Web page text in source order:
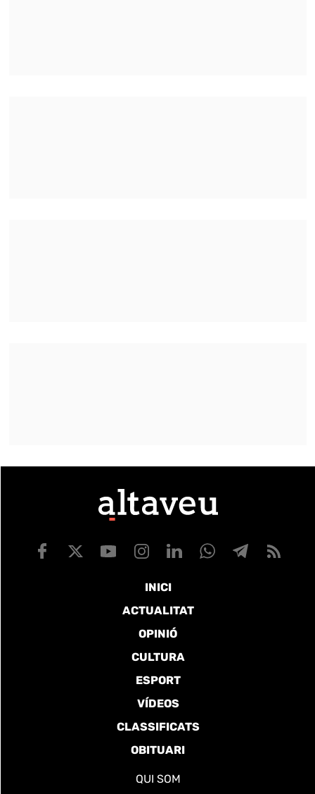
INICI
ACTUALITAT
OPINIÓ
CULTURA
ESPORT
VÍDEOS
CLASSIFICATS
OBITUARI
QUI SOM